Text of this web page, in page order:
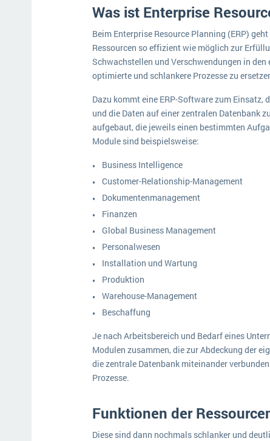
Was ist Enterprise
Beim Enterprise Resource Planning (ERP)
Ressourcen so effizient wie möglich zur
Schwachstellen und Verschwendungen in
optimierte und schlankere Prozesse zu
Dazu kommt eine ERP-Software zum
und die Daten auf einer zentralen Datenbank
aufgebaut, die jeweils einen bestimmten
Module sind beispielsweise:
Business Intelligence
Customer-Relationship-Management
Dokumentenmanagement
Finanzen
Global Business Management
Personalwesen
Installation und Wartung
Produktion
Warehouse-Management
Beschaffung
Je nach Arbeitsbereich und Bedarf eines
Modulen zusammen, die zur Abdeckung der
die zentrale Datenbank miteinander
Prozesse.
Funktionen der
Diese sind dann nochmals schlanker und